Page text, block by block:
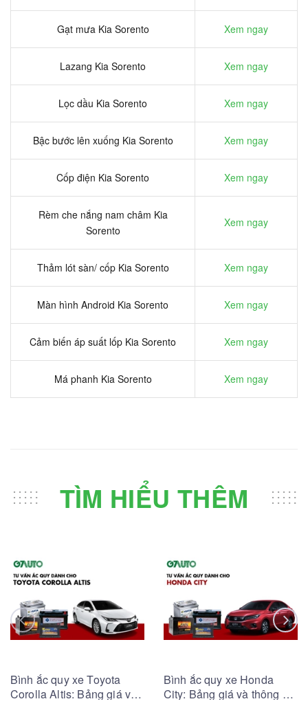
Gạt mưa Kia Sorento Xem ngay
Lazang Kia Sorento Xem ngay
Lọc dầu Kia Sorento Xem ngay
Bậc bước lên xuống Kia Sorento Xem ngay
Cốp điện Kia Sorento Xem ngay
Rèm che nắng nam châm Kia
Sorento
Xem ngay
Thảm lót sàn/ cốp Kia Sorento Xem ngay
Màn hình Android Kia Sorento Xem ngay
Cảm biến áp suất lốp Kia Sorento Xem ngay
Má phanh Kia Sorento Xem ngay
TÌM HIỂU THÊM
Bình ắc quy xe Toyota
Corolla Altis: Bảng giá và
Bình ắc quy xe Honda
City: Bảng giá và thông số